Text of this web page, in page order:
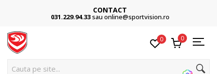
CONTACT
031.229.94.33sau online@sportvision.ro
0 0
Cauta pe site...